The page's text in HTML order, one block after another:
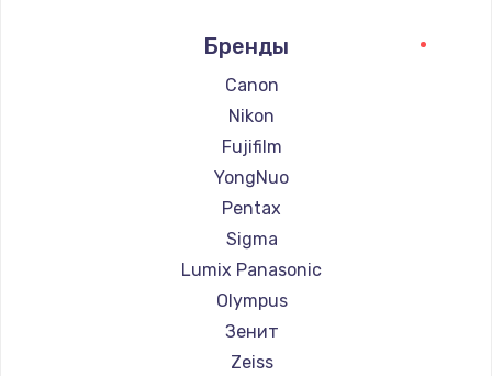
Ремонт фотоаппаратов LUMIX
Ремонт фотоаппаратов Kodak
Ремонт фотоаппаратов Blackmagic
Бренды
Canon
Nikon
Fujifilm
YongNuo
Pentax
Sigma
Lumix Panasonic
Olympus
Зенит
Zeiss